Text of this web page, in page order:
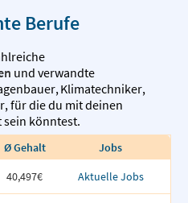
Berufe
und verwandte
,Klimatechniker,
,für die du mit deinen
könntest.
Ø Gehalt
Jobs
40,497€ Aktuelle Jobs